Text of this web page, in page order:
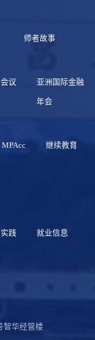
师者故事
议 亚洲国际金融
年会
MPAcc 继续教育
践 就业信息
智华经管楼